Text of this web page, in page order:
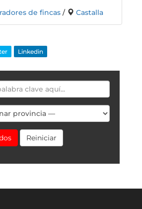
de fincas / Castalla
Linkedin
Reiniciar